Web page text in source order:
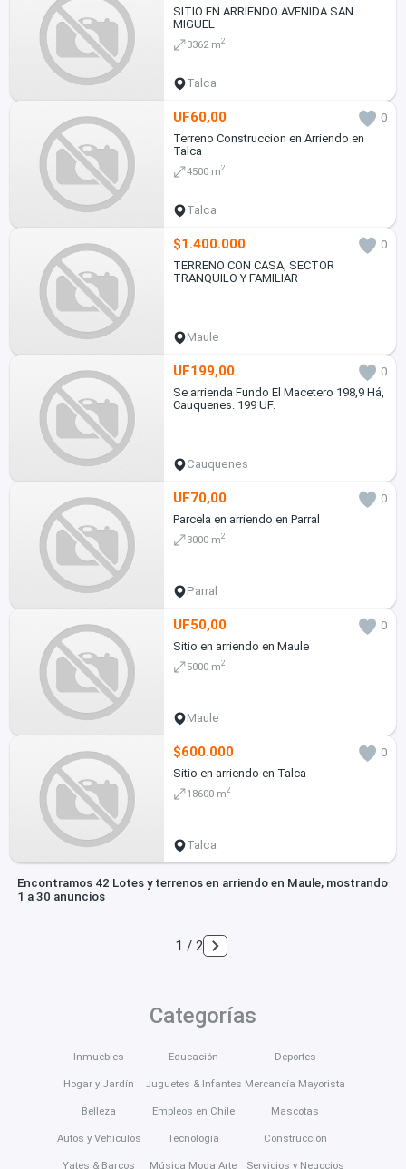
SITIO EN ARRIENDO AVENIDA SAN
MIGUEL
3362 m2
Talca
UF60,00
0
Terreno Construccion en Arriendo en
Talca
4500 m2
Talca
$1.400.000
0
TERRENO CON CASA, SECTOR
TRANQUILO Y FAMILIAR
Maule
UF199,00
0
Se arrienda Fundo El Macetero 198,9 Há,
Cauquenes. 199 UF.
Cauquenes
UF70,00
0
Parcela en arriendo en Parral
3000 m2
Parral
UF50,00
0
Sitio en arriendo en Maule
5000 m2
Maule
$600.000
0
Sitio en arriendo en Talca
18600 m2
Talca
Encontramos 42 Lotes y terrenos en arriendo en Maule, mostrando
1 a 30 anuncios
1 / 2
Categorías
Inmuebles
Hogar y Jardín
Belleza
Autos y Vehículos
Yates & Barcos
Educación
Juguetes & Infantes
Empleos en Chile
Tecnología
Música Moda Arte
Deportes
Mercancía Mayorista
Mascotas
Construcción
Servicios y Negocios